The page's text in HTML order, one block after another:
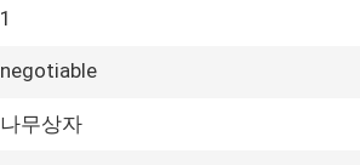
1
negotiable
나무상자